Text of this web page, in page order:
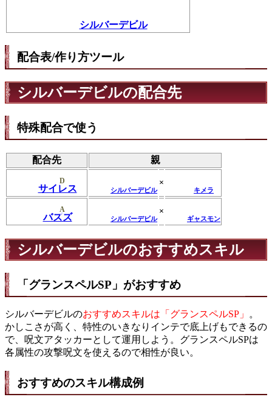
シルバーデビル
配合表/作り方ツール
シルバーデビルの配合先
特殊配合で使う
配合先 親
サイレス
D
シルバーデビル
×
キメラ
バズズ
A
シルバーデビル
×
ギャスモン
シルバーデビルのおすすめスキル
「グランスペルSP」がおすすめ
シルバーデビルのおすすめスキルは「グランスペルSP」 。
かしこさが高く、特性のいきなりインテで底上げもできるの
で、呪文アタッカーとして運用しよう。グランスペルSPは
各属性の攻撃呪文を使えるので相性が良い。
おすすめのスキル構成例